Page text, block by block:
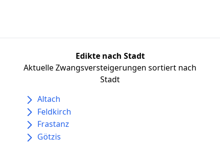
Edikte nach Stadt
Aktuelle Zwangsversteigerungen sortiert nach
Stadt
Altach
Feldkirch
Frastanz
Götzis